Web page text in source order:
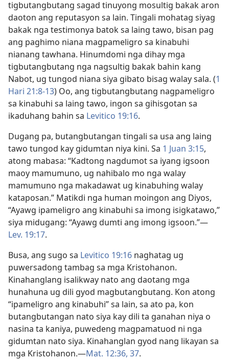
tigbutangbutang sagad tinuyong mosultig bakak aron
daoton ang reputasyon sa lain. Tingali mohatag siyag
bakak nga testimonya batok sa laing tawo, bisan pag
ang paghimo niana magpameligro sa kinabuhi
nianang tawhana. Hinumdomi nga dihay mga
tigbutangbutang nga nagsultig bakak bahin kang
Nabot, ug tungod niana siya gibato bisag walay sala. (1
Hari 21:8-13) Oo, ang tigbutangbutang nagpameligro
sa kinabuhi sa laing tawo, ingon sa gihisgotan sa
ikaduhang bahin sa Levitico 19:16.
Dugang pa, butangbutangan tingali sa usa ang laing
tawo tungod kay gidumtan niya kini. Sa 1 Juan 3:15,
atong mabasa: “Kadtong nagdumot sa iyang igsoon
maoy mamumuno, ug nahibalo mo nga walay
mamumuno nga makadawat ug kinabuhing walay
kataposan.” Matikdi nga human moingon ang Diyos,
“Ayawg ipameligro ang kinabuhi sa imong isigkatawo,”
siya midugang: “Ayawg dumti ang imong igsoon.”—
Lev. 19:17.
Busa, ang sugo sa Levitico 19:16 naghatag ug
puwersadong tambag sa mga Kristohanon.
Kinahanglang isalikway nato ang daotang mga
hunahuna ug dili gyod magbutangbutang. Kon atong
“ipameligro ang kinabuhi” sa lain, sa ato pa, kon
butangbutangan nato siya kay dili ta ganahan niya o
nasina ta kaniya, puwedeng magpamatuod ni nga
gidumtan nato siya. Kinahanglan gyod nang likayan sa
mga Kristohanon.—Mat. 12:36, 37.